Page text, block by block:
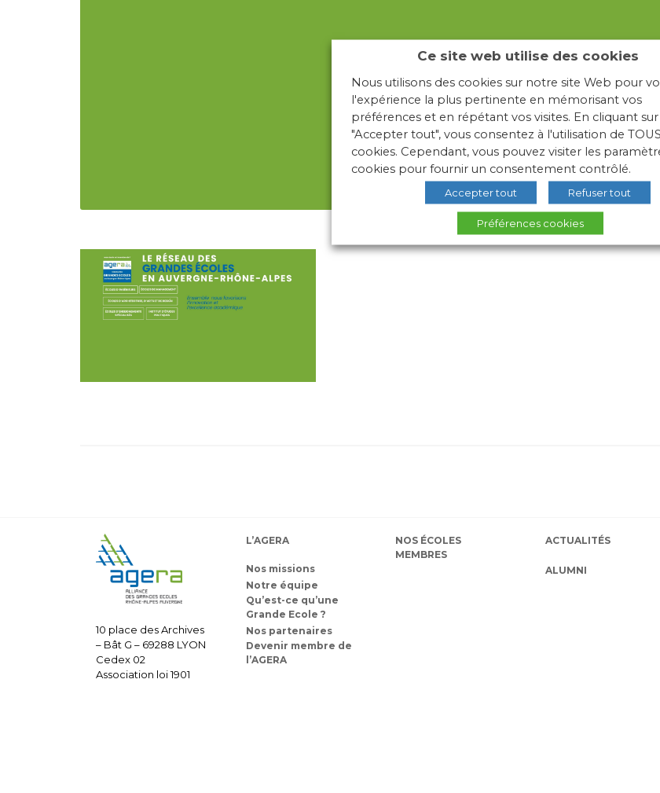
10 place des Archives
– Bât G – 69288 LYON
Cedex 02
Association loi 1901
L’AGERA
Nos missions
Notre équipe
Qu’est-ce qu’une
Grande Ecole ?
Nos partenaires
Devenir membre de
l’AGERA
NOS ÉCOLES
MEMBRES
ACTUALITÉS
ALUMNI
Ce site web utilise des cookies
Nous utilisons des cookies sur notre site Web pour
l'expérience la plus pertinente en mémorisant vos
préférences et en répétant vos visites. En cliquant sur
"Accepter tout", vous consentez à l'utilisation de
cookies. Cependant, vous pouvez visiter les
cookies pour fournir un consentement contrôlé.
Accepter tout Refuser tout
Préférences cookies